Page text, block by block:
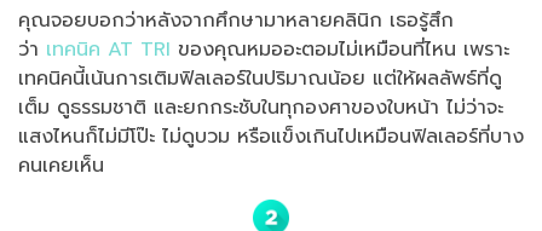
คุณจอยบอกว่าหลังจากศึกษามาหลายคลินิก เธอรู้สึก
ว่า เทคนิค AT TRI ของคุณหมออะตอมไม่เหมือนที่ไหน เพราะ
เทคนิคนี้เน้นการเติมฟิลเลอร์ในปริมาณน้อย แต่ให้ผลลัพธ์ที่ดู
เต็ม ดูธรรมชาติ และยกกระชับในทุกองศาของใบหน้า ไม่ว่าจะ
แสงไหนก็ไม่มีโป๊ะ ไม่ดูบวม หรือแข็งเกินไปเหมือนฟิลเลอร์ที่บาง
คนเคยเห็น